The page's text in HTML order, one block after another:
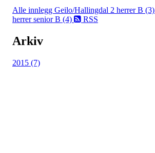
Alle innlegg Geilo/Hallingdal 2 herrer B (3)
herrer senior B (4)
RSS
Arkiv
2015 (7)